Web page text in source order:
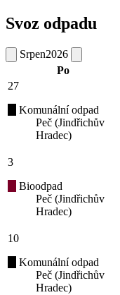
Svoz odpadu
Srpen2026
Po
27
Komunální odpad
Peč (Jindřichův
Hradec)
3
Bioodpad
Peč (Jindřichův
Hradec)
10
Komunální odpad
Peč (Jindřichův
Hradec)